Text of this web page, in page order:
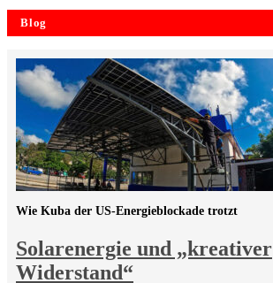
Blog
Solarenergie und „kreativer
Widerstand“
Wie Kuba der US-Energieblockade trotzt